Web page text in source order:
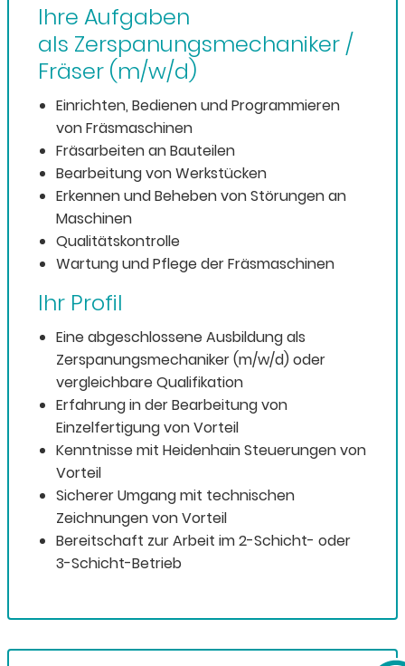
Ihre Aufgaben
als Zerspanungsmechaniker /
Fräser (m/w/d)
Einrichten, Bedienen und Programmieren
von Fräsmaschinen
Fräsarbeiten an Bauteilen
Bearbeitung von Werkstücken
Erkennen und Beheben von Störungen an
Maschinen
Qualitätskontrolle
Wartung und Pflege der Fräsmaschinen
Ihr Profil
Eine abgeschlossene Ausbildung als
Zerspanungsmechaniker (m/w/d) oder
vergleichbare Qualifikation
Erfahrung in der Bearbeitung von
Einzelfertigung von Vorteil
Kenntnisse mit Heidenhain Steuerungen von
Vorteil
Sicherer Umgang mit technischen
Zeichnungen von Vorteil
Bereitschaft zur Arbeit im 2-Schicht- oder
3-Schicht-Betrieb